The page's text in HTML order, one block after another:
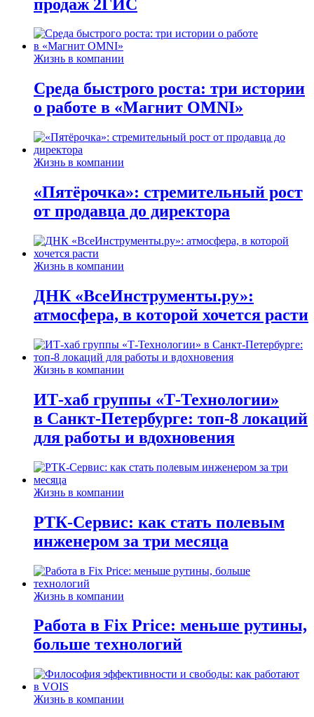
продаж 2ГИС
Жизнь в компании
Среда быстрого роста: три истории
о работе в «Магнит OMNI»
Жизнь в компании
«Пятёрочка»: стремительный рост
от продавца до директора
Жизнь в компании
ДНК «ВсеИнструменты.ру»:
атмосфера, в которой хочется расти
Жизнь в компании
ИТ-хаб группы «Т-Технологии»
в Санкт-Петербурге: топ-8 локаций
для работы и вдохновения
Жизнь в компании
РТК-Сервис: как стать полевым
инженером за три месяца
Жизнь в компании
Работа в Fix Price: меньше рутины,
больше технологий
Жизнь в компании